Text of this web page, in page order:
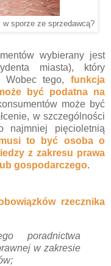
sporze ze sprzedawcą?
wybierany jest
miasta), który
Wobec tego, funkcja
być podatna na
może być
w szczególności
najmniej pięcioletnią
to być osoba o
z zakresu prawa
gospodarczego.
rzecznika
poradnictwa
w zakresie